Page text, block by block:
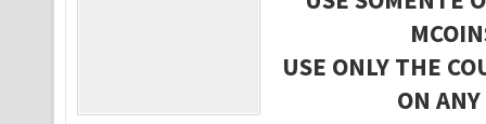
USE ONLY THE
ON